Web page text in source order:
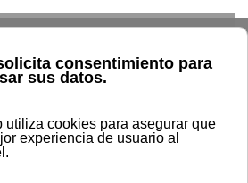
de RRHH
Movilidad
de Movilidad para el PAS